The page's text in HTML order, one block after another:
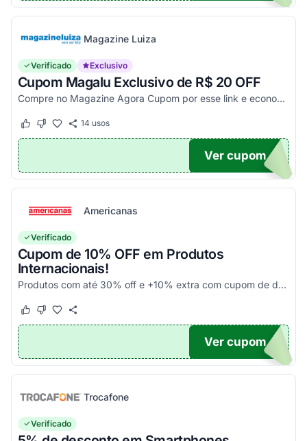
Magazine Luiza
Verificado Exclusivo
Cupom Magalu Exclusivo de R$ 20 OFF
Compre no Magazine Agora Cupom por esse link e economize R$ 20 na compra de produtos acima de R$ 999 vendidos e entregues por Magazine Luiza. Economize!
Este cupom funcionou
Este cupom não funcionou
14 usos
UPOM
Ver cupom
Americanas
Verificado
Cupom de 10% OFF em Produtos
Internacionais!
Produtos com até 30% off e +10% extra com cupom de desconto em produtos participantes da campanha. Consulte exceções no site. Aplique o código promocional no carrinho e aproveite!
Este cupom funcionou
Este cupom não funcionou
10
Ver cupom
Trocafone
Verificado